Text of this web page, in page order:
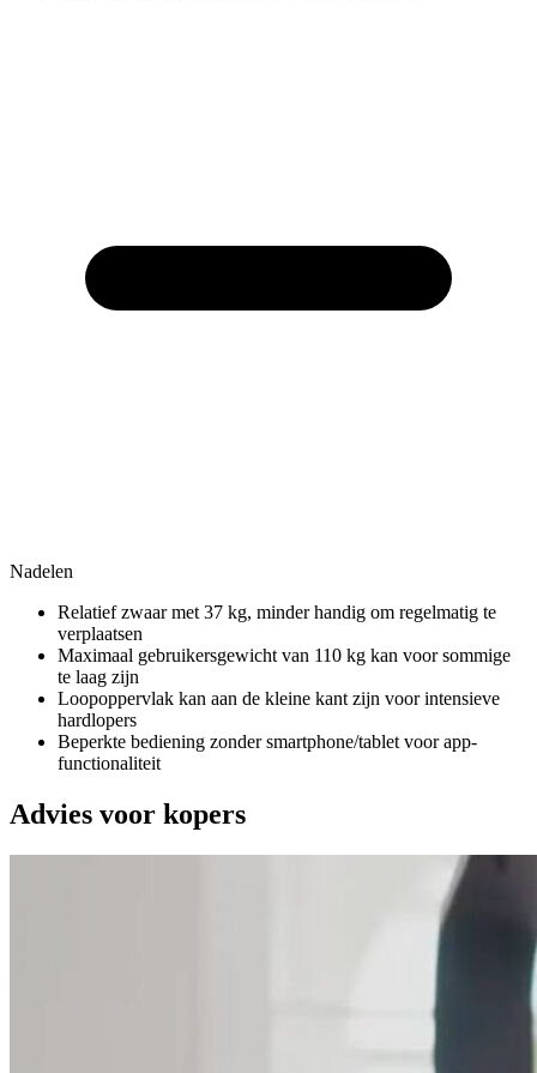
Nadelen
Relatief zwaar met 37 kg, minder handig om regelmatig te
verplaatsen
Maximaal gebruikersgewicht van 110 kg kan voor sommige
te laag zijn
Loopoppervlak kan aan de kleine kant zijn voor intensieve
hardlopers
Beperkte bediening zonder smartphone/tablet voor app-
functionaliteit
Advies voor kopers